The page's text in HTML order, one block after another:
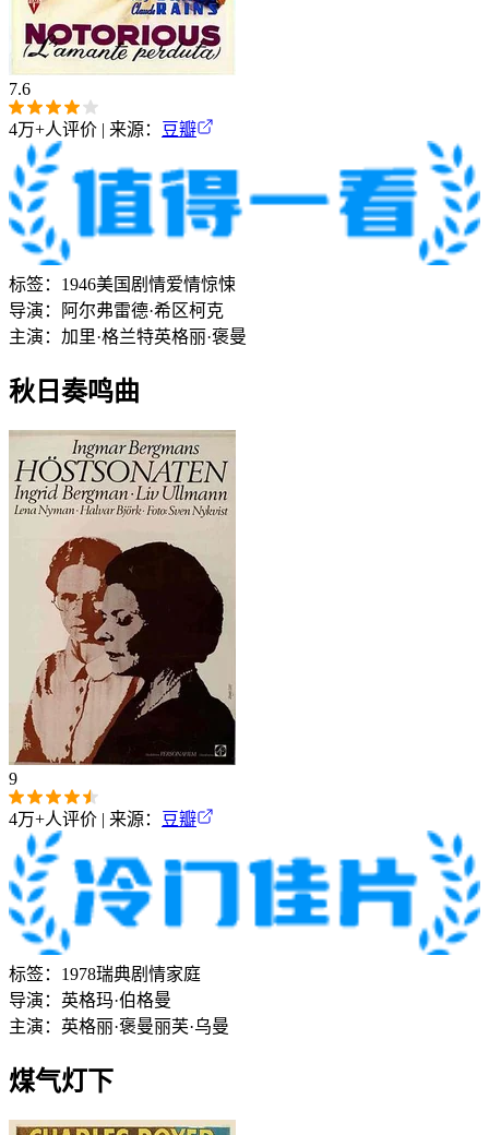
7.6
4万+人评价 | 来源： 豆瓣
标签： 1946美国 剧情爱情惊悚
导演：
阿尔弗雷德·希区柯克
主演： 加里·格兰特英格丽·褒曼
秋日奏鸣曲
9
4万+人评价 | 来源： 豆瓣
标签： 1978瑞典剧情家庭
导演： 英格玛·伯格曼
主演： 英格丽·褒曼丽芙·乌曼
煤气灯下